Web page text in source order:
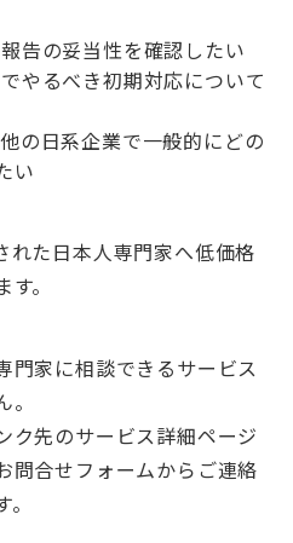
報告の妥当性を確認したい
やるべき初期対応について
他の日系企業で一般的にどの
い
れた日本人専門家へ低価格
。
門家に相談できるサービス
ク先のサービス詳細ページ
問合せフォームからご連絡